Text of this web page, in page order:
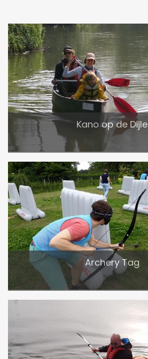
Kano op de Dijle
Archery Tag